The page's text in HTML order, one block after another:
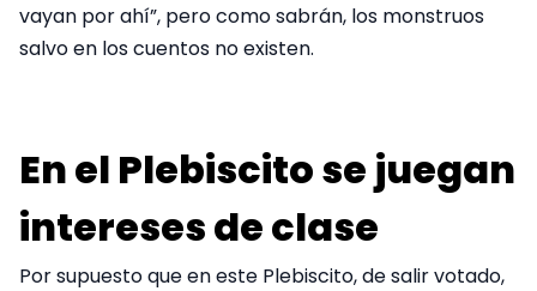
vayan por ahí”, pero como sabrán, los monstruos
salvo en los cuentos no existen.
En el Plebiscito se juegan
intereses de clase
Por supuesto que en este Plebiscito, de salir votado,